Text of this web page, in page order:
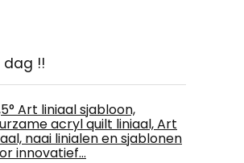
dag !!
Art liniaal sjabloon,
acryl quilt liniaal, Art
naai linialen en sjablonen
innovatief…